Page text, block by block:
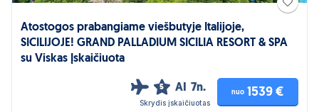
Atostogos prabangiame viešbutyje Italijoje,
SICILIJOJE! GRAND PALLADIUM SICILIA RESORT & SPA
su Viskas Įskaičiuota
5 AI 7n.
Skrydis įskaičiuotas
nuo 1539 €